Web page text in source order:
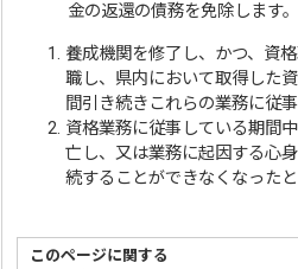
金の返還の債務を免除します。
養成機関を修了し、かつ、資
職し、県内において取得した
間引き続きこれらの業務に従事
資格業務に従事している期間
亡し、又は業務に起因する心
続することができなくなったと
このページに関する